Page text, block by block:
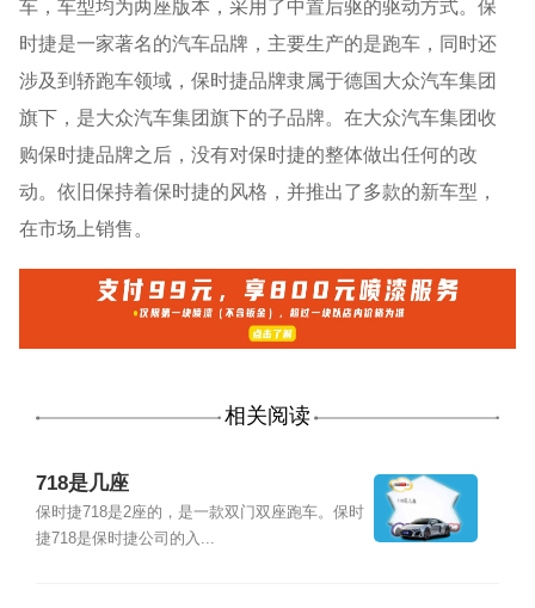
车，车型均为两座版本，采用了中置后驱的驱动方式。保
时捷是一家著名的汽车品牌，主要生产的是跑车，同时还
涉及到轿跑车领域，保时捷品牌隶属于德国大众汽车集团
旗下，是大众汽车集团旗下的子品牌。在大众汽车集团收
购保时捷品牌之后，没有对保时捷的整体做出任何的改
动。依旧保持着保时捷的风格，并推出了多款的新车型，
在市场上销售。
相关阅读
718是几座
保时捷718是2座的，是一款双门双座跑车。保时
捷718是保时捷公司的入...